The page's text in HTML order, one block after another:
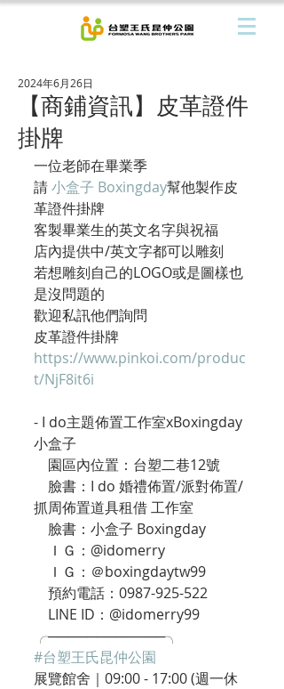
【商鋪資訊】皮革證件
掛牌
2024年6月26日
一位老師在畢業季
請 小盒子 Boxingday幫他製作皮
革證件掛牌
客製畢業生的英文名字與祝福
店內提供中/英文字都可以雕刻
若想雕刻自己的LOGO或是圖樣也
是沒問題的
歡迎私訊他們詢問
皮革證件掛牌
https://www.pinkoi.com/produc
t/NjF8it6i
- I do主題佈置工作室xBoxingday
小盒子
園區內位置：台塑二巷12號
臉書：I do 婚禮佈置/派對佈置/
抓周佈置道具租借 工作室
臉書：小盒子 Boxingday
ＩＧ：@idomerry
ＩＧ：＠boxingdaytw99
預約電話：0987-925-522
LINE ID：@idomerry99
╭────────────╮
#台塑王氏昆仲公園
展覽館舍｜09:00 - 17:00 (週一休